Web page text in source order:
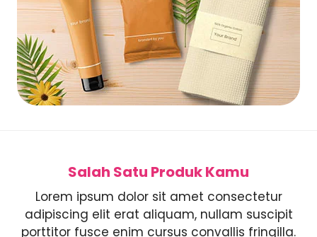
Salah Satu Produk Kamu
Lorem ipsum dolor sit amet consectetur
adipiscing elit erat aliquam, nullam suscipit
porttitor fusce enim cursus convallis fringilla.